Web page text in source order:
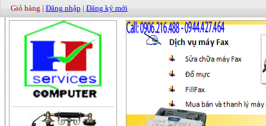
Giỏ hàng | Đăng nhập | Đăng ký mới